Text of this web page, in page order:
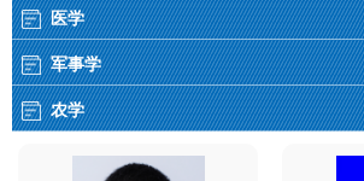
医学
军事学
农学